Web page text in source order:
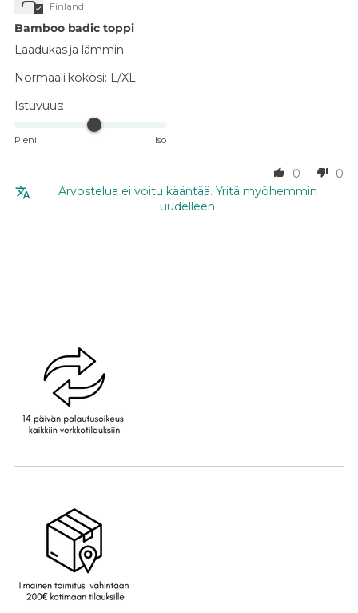
Finland
Bamboo badic toppi
Laadukas ja lämmin.
Normaali kokosi: L/XL
Istuvuus:
Pieni Iso
0
0
Arvostelua ei voitu kääntää. Yritä myöhemmin
uudelleen